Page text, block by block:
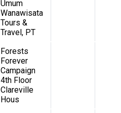
Umum
Wanawisata
Tours &
Travel, PT
Forests
Forever
Campaign
4th Floor
Clareville
Hous